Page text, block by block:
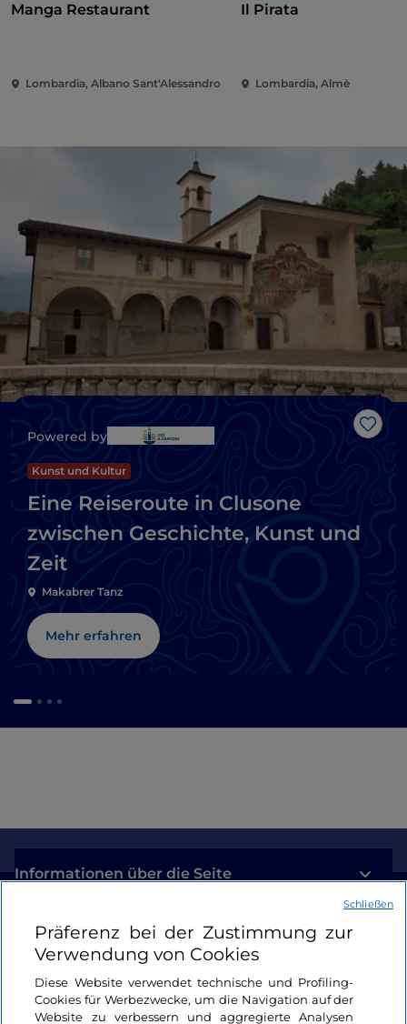
Manga Restaurant
Lombardia, Albano Sant'Alessandro
Il Pirata
Lombardia, Almè
Like
Powered by
Kunst und Kultur
Eine Reiseroute in Clusone
zwischen Geschichte, Kunst und
Zeit
Makabrer Tanz
Mehr erfahren
Informationen über die Seite
Nützliche Links
Login
Bleiben wir in Kontakt
Präferenz bei der Zustimmung zur
Verwendung von Cookies
Diese Website verwendet technische und Profiling-
Cookies für Werbezwecke, um die Navigation auf der
Website zu verbessern und aggregierte Analysen
Schließen